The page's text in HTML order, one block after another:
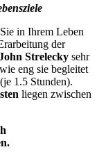
in Ihrem Leben
der
Strelecky sehr
eng sie begleitet
1.5 Stunden).
liegen zwischen